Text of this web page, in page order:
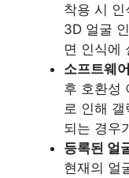
착용 시
3D 얼굴
면 인식에
소프트웨
후 호환성
로 인해
되는 경우
등록된 얼
현재의 얼